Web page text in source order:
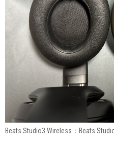
Beats Studio3 Wireless：Beats